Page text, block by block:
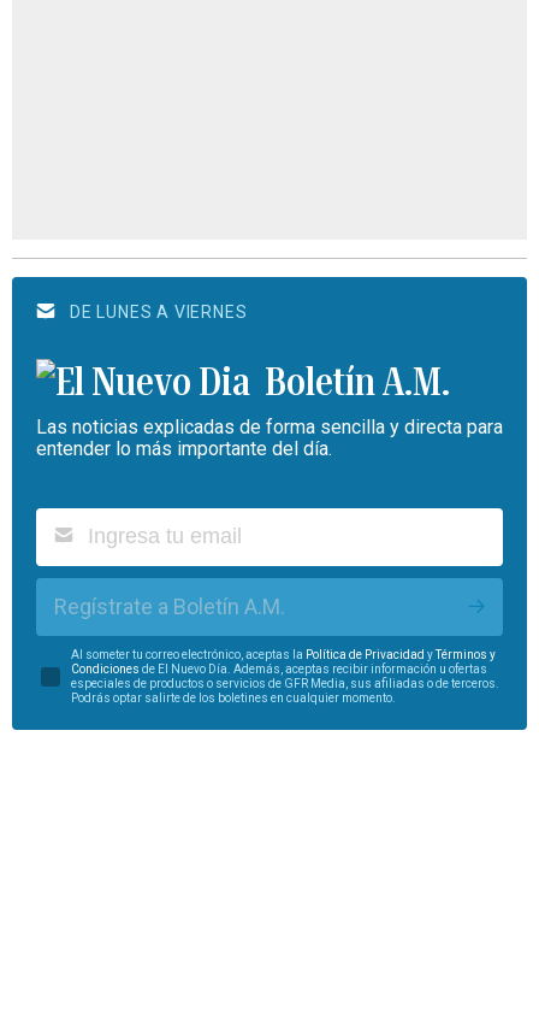
DE LUNES A VIERNES
Boletín A.M.
Las noticias explicadas de forma sencilla y directa para
entender lo más importante del día.
Regístrate a Boletín A.M.
Al someter tu correo electrónico, aceptas la Política de Privacidad yTérminos y
Condiciones de El Nuevo Día. Además, aceptas recibir información u ofertas
especiales de productos o servicios de GFR Media, sus afiliadas o de terceros.
Podrás optar salirte de los boletines en cualquier momento.